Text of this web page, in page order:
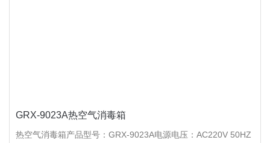
GRX-9023A热空气消毒箱
热空气消毒箱产品型号：GRX-9023A电源电压：AC220V 50HZ